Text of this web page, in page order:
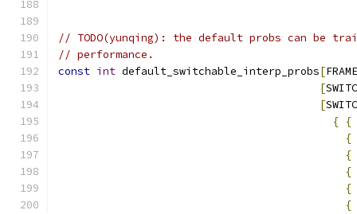
// TODO(yunqing): the default probs can be
// performance.
const int default_switchable_interp_probs[
[
[
{ {
{
{
{
{
{